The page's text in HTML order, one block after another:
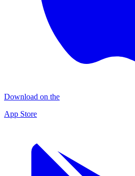
Download on the
App Store